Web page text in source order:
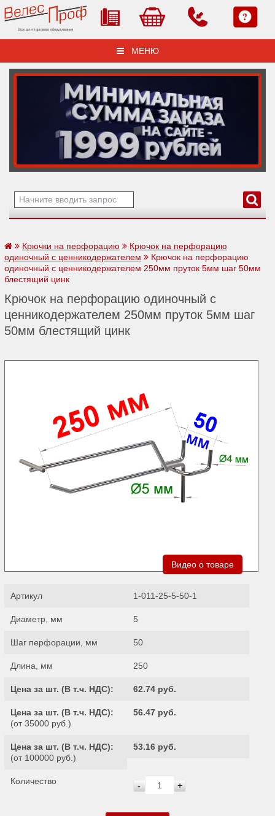
Все для торгового оборудования
МЕНЮ
Крючки на перфорацию
Крючок на перфорацию
одиночный с ценникодержателем
Крючок на перфорацию
одиночный с ценникодержателем 250мм пруток 5мм шаг 50мм
блестящий цинк
Крючок на перфорацию одиночный с
ценникодержателем 250мм пруток 5мм шаг
50мм блестящий цинк
Видео о товаре
Артикул 1-011-25-5-50-1
Диаметр, мм 5
Шаг перфорации, мм 50
Длина, мм 250
Цена за шт. (В т.ч. НДС): 62.74 руб.
Цена за шт. (В т.ч. НДС):
(от 35000 руб.)
56.47 руб.
Цена за шт. (В т.ч. НДС):
(от 100000 руб.)
53.16 руб.
Количество - +